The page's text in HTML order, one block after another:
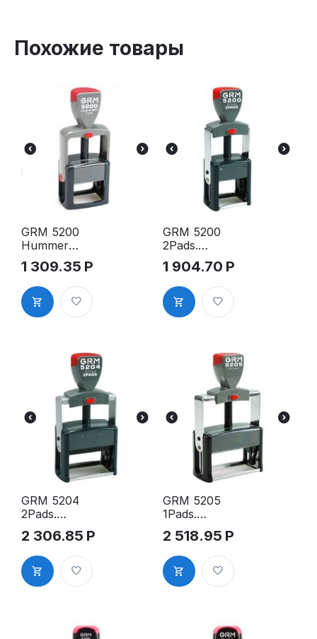
Похожие товары
GRM 5200
Hummer
оснастка
для штампа,
43х26мм
1 309.35 Р
GRM 5200
2Pads.
Металическ
ая оснастка
для штампа,
41х24мм
1 904.70 Р
GRM 5204
2Pads.
Металическ
ая оснастка
для штампа,
60х29мм
2 306.85 Р
GRM 5205
1Pads.
Металическ
ая оснастка
для штампа,
75х30мм
2 518.95 Р